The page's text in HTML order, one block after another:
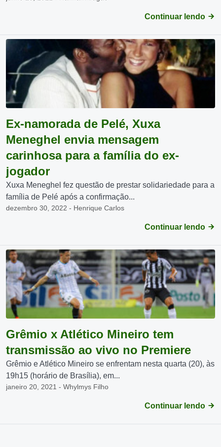
Continuar lendo
Ex-namorada de Pelé, Xuxa
Meneghel envia mensagem
carinhosa para a família do ex-
jogador
Xuxa Meneghel fez questão de prestar solidariedade para a
família de Pelé após a confirmação...
dezembro 30, 2022 - Henrique Carlos
Continuar lendo
Grêmio x Atlético Mineiro tem
transmissão ao vivo no Premiere
Grêmio e Atlético Mineiro se enfrentam nesta quarta (20), às
19h15 (horário de Brasília), em...
janeiro 20, 2021 - Whylmys Filho
Continuar lendo